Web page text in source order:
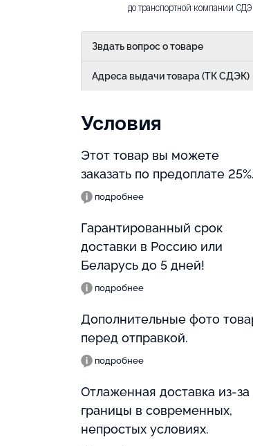
до транспортной компании
Звдать вопрос о товаре
Адреса выдачи товара (ТК СДЭК)
Условия
Этот товар вы можете
заказать по предоплате 25%.
подробнее
Гарантированный срок
доставки в Россию или
Беларусь до 5 дней!
подробнее
Дополнительные фото
перед отправкой.
подробнее
Отлаженная доставка из-за
границы в современных,
непростых условиях.